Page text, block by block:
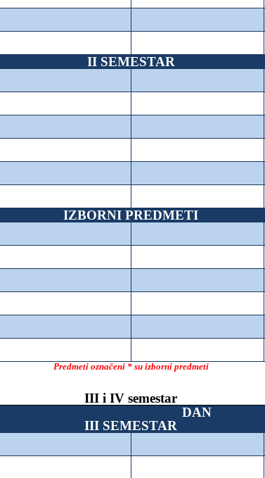
II SEMESTAR
IZBORNI PREDMETI
Predmeti označeni * su izborni predmeti
III i IV semestar
DAN
III SEMESTAR